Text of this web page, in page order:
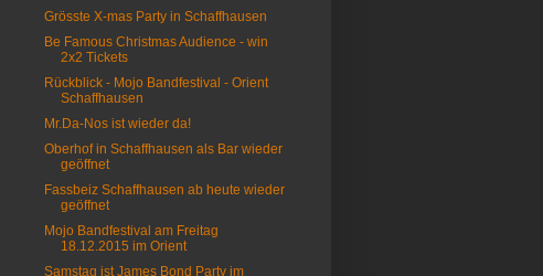
Grösste X-mas Party in Schaffhausen
Be Famous Christmas Audience - win
2x2 Tickets
Rückblick - Mojo Bandfestival - Orient
Schaffhausen
Mr.Da-Nos ist wieder da!
Oberhof in Schaffhausen als Bar wieder
geöffnet
Fassbeiz Schaffhausen ab heute wieder
geöffnet
Mojo Bandfestival am Freitag
18.12.2015 im Orient
Samstag ist James Bond Party im